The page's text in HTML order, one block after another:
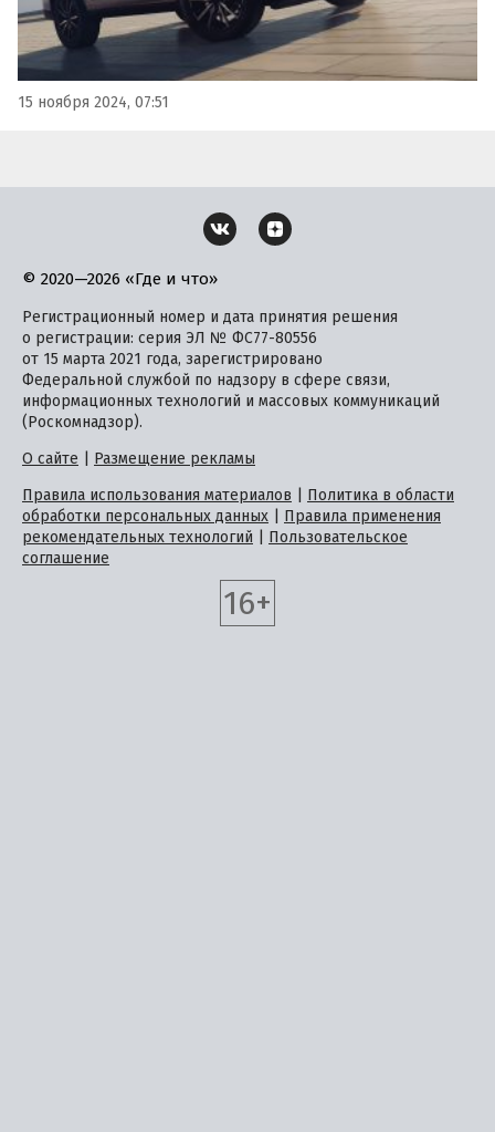
15 ноября 2024, 07:51
© 2020—2026 «Где и что»
Регистрационный номер и дата принятия решения
о регистрации: серия ЭЛ № ФС77-80556
от 15 марта 2021 года, зарегистрировано
Федеральной службой по надзору в сфере связи,
информационных технологий и массовых коммуникаций
(Роскомнадзор).
О сайте
Размещение рекламы
Правила использования материалов
Политика в области
обработки персональных данных
Правила применения
рекомендательных технологий
Пользовательское
соглашение
16+